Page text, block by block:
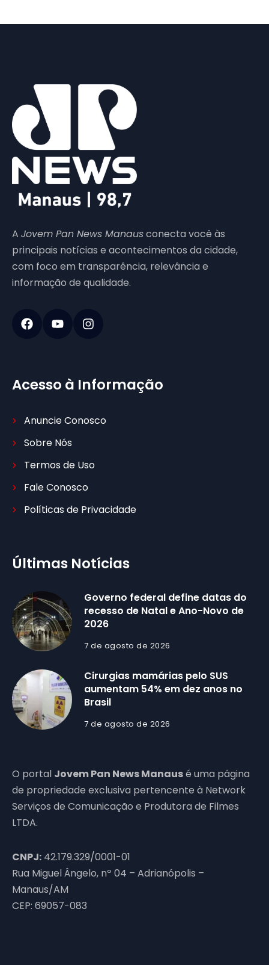
A Jovem Pan News Manausconecta você às
principais notícias e acontecimentos da cidade,
com foco em transparência, relevância e
informação de qualidade.
Acesso à Informação
Anuncie Conosco
Sobre Nós
Termos de Uso
Fale Conosco
Políticas de Privacidade
Últimas Notícias
Governo federal define datas do
recesso de Natal e Ano-Novo de
2026
7 de agosto de 2026
Cirurgias mamárias pelo SUS
aumentam 54% em dez anos no
Brasil
7 de agosto de 2026
O portal Jovem Pan News Manausé uma página
de propriedade exclusiva pertencente à Network
Serviços de Comunicação e Produtora de Filmes
LTDA.
CNPJ: 42.179.329/0001-01
Rua Miguel Ângelo, nº 04 – Adrianópolis –
Manaus/AM
CEP: 69057-083